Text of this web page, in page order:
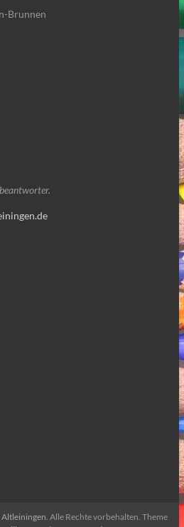
Brunnen
. Alle Rechte vorbehalten. Theme